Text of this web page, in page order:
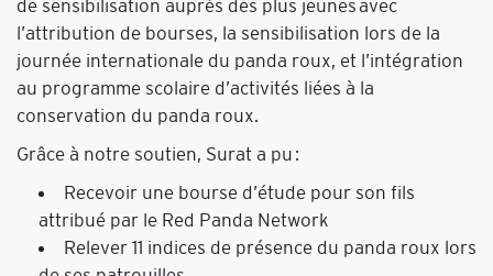
de sensibilisation auprès des plus jeunes avec
l’attribution de bourses, la sensibilisation lors de la
journée internationale du panda roux, et l’intégration
au programme scolaire d’activités liées à la
conservation du panda roux.
Grâce à notre soutien, Surat a pu :
Recevoir une bourse d’étude pour son fils
attribué par le Red Panda Network
Relever 11 indices de présence du panda roux lors